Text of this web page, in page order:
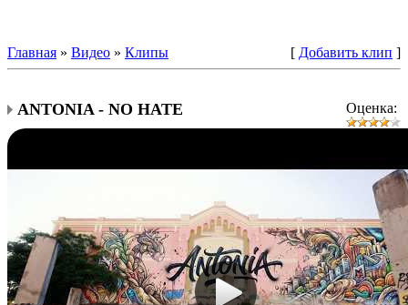
Главная » Видео » Клипы [ Добавить клип ]
Оценка:
ANTONIA - NO HATE